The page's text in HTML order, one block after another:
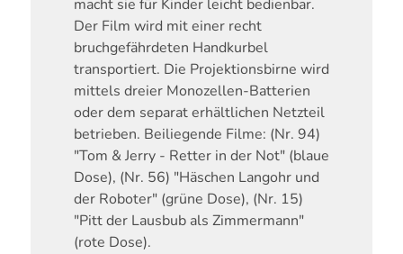
macht sie für Kinder leicht bedienbar.
Der Film wird mit einer recht
bruchgefährdeten Handkurbel
transportiert. Die Projektionsbirne wird
mittels dreier Monozellen-Batterien
oder dem separat erhältlichen Netzteil
betrieben. Beiliegende Filme: (Nr. 94)
"Tom & Jerry - Retter in der Not" (blaue
Dose), (Nr. 56) "Häschen Langohr und
der Roboter" (grüne Dose), (Nr. 15)
"Pitt der Lausbub als Zimmermann"
(rote Dose).